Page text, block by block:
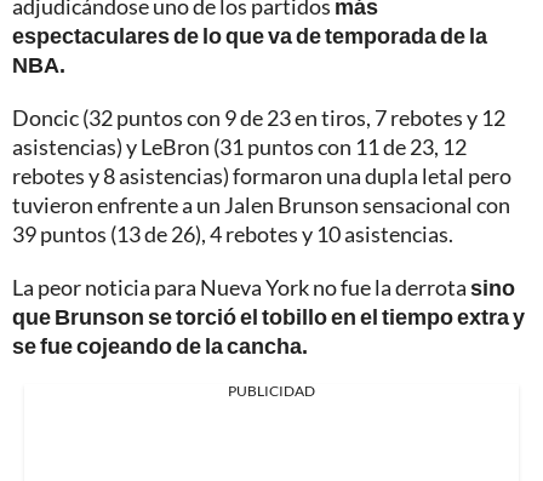
adjudicándose uno de los partidos más
espectaculares de lo que va de temporada de la
NBA.
Doncic (32 puntos con 9 de 23 en tiros, 7 rebotes y 12
asistencias) y LeBron (31 puntos con 11 de 23, 12
rebotes y 8 asistencias) formaron una dupla letal pero
tuvieron enfrente a un Jalen Brunson sensacional con
39 puntos (13 de 26), 4 rebotes y 10 asistencias.
La peor noticia para Nueva York no fue la derrotasino
que Brunson se torció el tobillo en el tiempo extra y
se fue cojeando de la cancha.
PUBLICIDAD